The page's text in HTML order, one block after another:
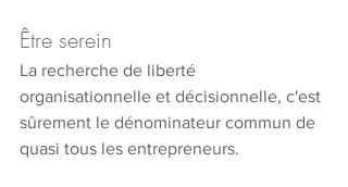
Être serein
La recherche de liberté
organisationnelle et décisionnelle, c'est
sûrement le dénominateur commun de
quasi tous les entrepreneurs.